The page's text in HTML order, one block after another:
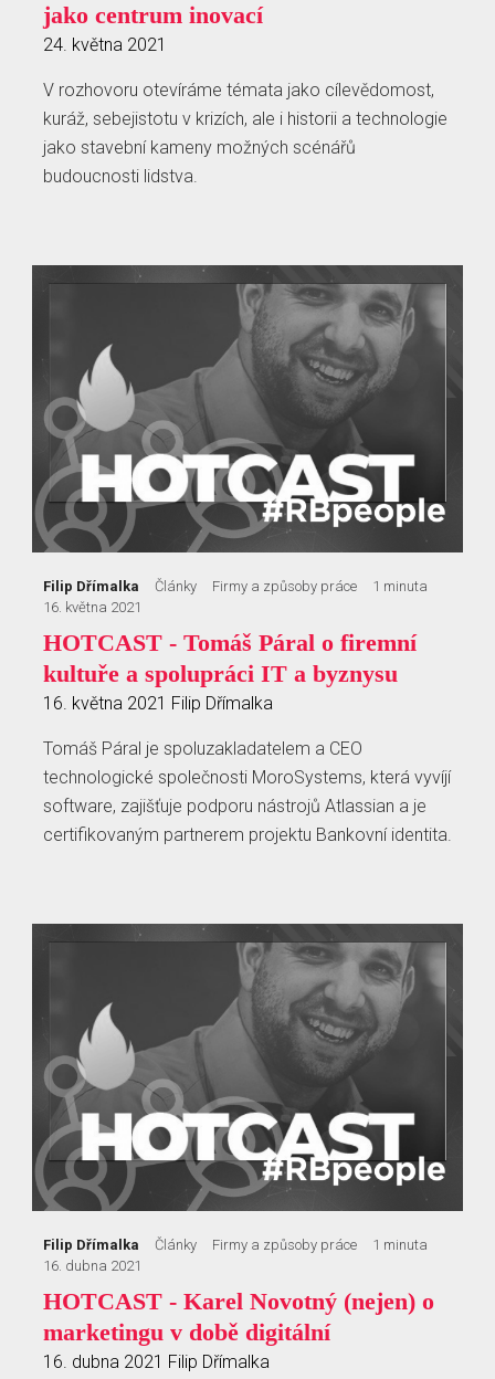
jako centrum inovací
24. května 2021
V rozhovoru otevíráme témata jako cílevědomost,
kuráž, sebejistotu v krizích, ale i historii a technologie
jako stavební kameny možných scénářů
budoucnosti lidstva.
Filip Dřímalka Články Firmy a způsoby práce
1 minuta
16. května 2021
HOTCAST - Tomáš Páral o firemní
kultuře a spolupráci IT a byznysu
16. května 2021 Filip Dřímalka
Tomáš Páral je spoluzakladatelem a CEO
technologické společnosti MoroSystems, která vyvíjí
software, zajišťuje podporu nástrojů Atlassian a je
certifikovaným partnerem projektu Bankovní identita.
Filip Dřímalka Články Firmy a způsoby práce
1 minuta
16. dubna 2021
HOTCAST - Karel Novotný (nejen) o
marketingu v době digitální
16. dubna 2021 Filip Dřímalka